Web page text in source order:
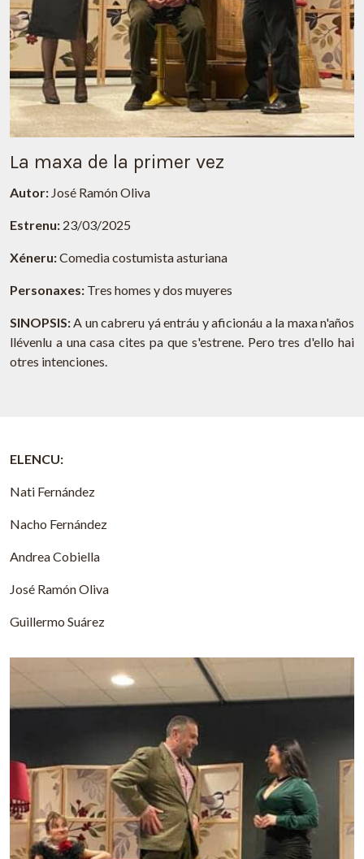
La maxa de la primer vez
Autor: José Ramón Oliva
Estrenu: 23/03/2025
Xéneru:Comedia costumista asturiana
Personaxes: Tres homes y dos muyeres
SINOPSIS:A un cabreru yá entráu y aficionáu a la maxa n'años
llévenlu a una casa cites pa que s'estrene. Pero tres d'ello hai
otres intenciones.
ELENCU:
Nati Fernández
Nacho Fernández
Andrea Cobiella
José Ramón Oliva
Guillermo Suárez